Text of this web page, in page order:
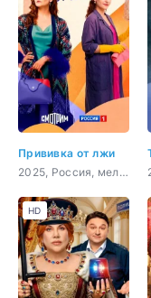
Прививка от лжи
2025, Россия, мелодрама
HD